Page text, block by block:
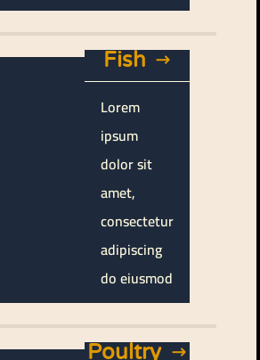
Fish
Lorem
ipsum
dolor sit
amet,
consectetur
adipiscing
do eiusmod
Poultry